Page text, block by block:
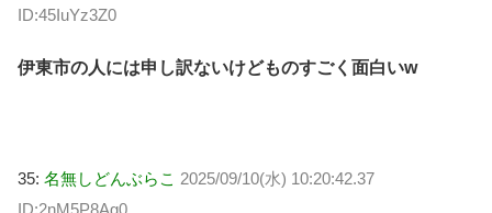
ID:45IuYz3Z0
伊東市の人には申し訳ないけどものすごく面白いw
35: 名無しどんぶらこ 2025/09/10(水) 10:20:42.37